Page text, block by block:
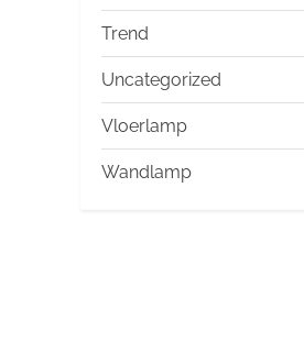
Trend
Uncategorized
Vloerlamp
Wandlamp